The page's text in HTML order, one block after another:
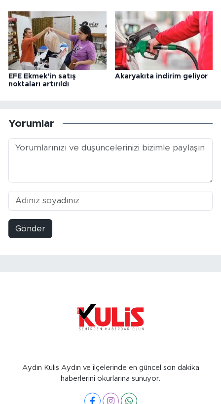
EFE Ekmek’in satış
noktaları artırıldı
Akaryakıta indirim geliyor
Yorumlar
Gönder
Aydın Kulis Aydın ve ilçelerinde en güncel son dakika
haberlerini okurlarına sunuyor.